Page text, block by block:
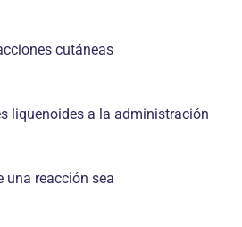
cutáneas
liquenoides a la administración
una reacción sea